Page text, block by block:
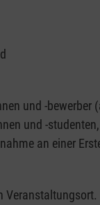
und -bewerber
und -
an einer
Veranstaltungsort.